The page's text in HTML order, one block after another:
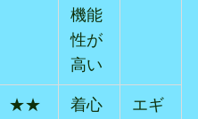
機能
性が
高い
★★
着心
エギ